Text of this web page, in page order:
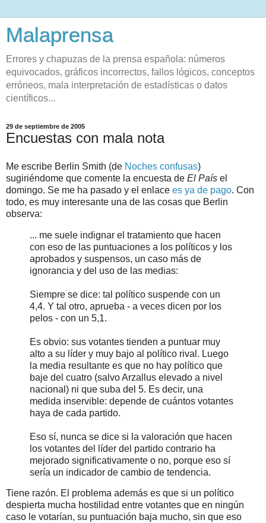
Malaprensa
Errores y chapuzas de la prensa española: números
equivocados, gráficos incorrectos, fallos lógicos, conceptos
erróneos, mala interpretación de estadísticas o datos
científicos...
29 de septiembre de 2005
Encuestas con mala nota
Me escribe Berlin Smith (de Noches confusas)
sugiriéndome que comente la encuesta de El País el
domingo. Se me ha pasado y el enlace es ya de pago. Con
todo, es muy interesante una de las cosas que Berlin
observa:
... me suele indignar el tratamiento que hacen
con eso de las puntuaciones a los políticos y los
aprobados y suspensos, un caso más de
ignorancia y del uso de las medias:
Siempre se dice: tal político suspende con un
4,4. Y tal otro, aprueba - a veces dicen por los
pelos - con un 5,1.
Es obvio: sus votantes tienden a puntuar muy
alto a su líder y muy bajo al político rival. Luego
la media resultante es que no hay político que
baje del cuatro (salvo Arzallus elevado a nivel
nacional) ni que suba del 5. Es decir, una
medida inservible: depende de cuántos votantes
haya de cada partido.
Eso sí, nunca se dice si la valoración que hacen
los votantes del líder del partido contrario ha
mejorado significativamente o no, porque eso sí
sería un indicador de cambio de tendencia.
Tiene razón. El problema además es que si un político
despierta mucha hostilidad entre votantes que en ningún
caso le votarían, su puntuación baja mucho, sin que eso